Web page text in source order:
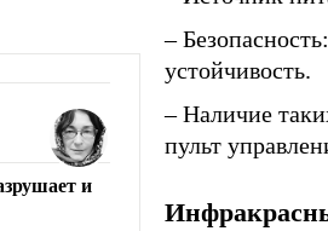
и
–
устойчивость.
– Наличие
пульт